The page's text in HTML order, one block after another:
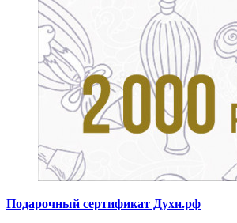
Подарочный сертификат Духи.рф